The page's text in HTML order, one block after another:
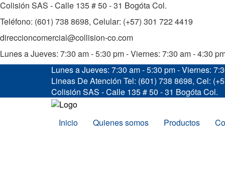
Colisión SAS - Calle 135 # 50 - 31 Bogóta Col.
Teléfono: (601) 738 8698, Celular: (+57) 301 722 4419
direccioncomercial@collision-co.com
Lunes a Jueves: 7:30 am - 5:30 pm - Viernes: 7:30 am - 4:30
Lunes a Jueves: 7:30 am - 5:30 pm - Viernes:
Lineas De Atención Tel: (601) 738 8698, Cel:
Colisión SAS - Calle 135 # 50 - 31 Bogóta Col.
Inicio Quienes somos Productos